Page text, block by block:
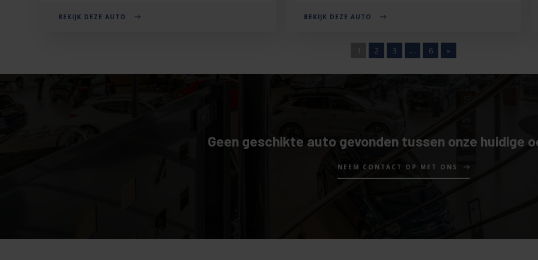
BEKIJK DEZE AUTO BEKIJK DEZE AUTO
2 3 … 6 »
Geen geschikte auto gevonden tussen onze huidige
NEEM CONTACT OP MET ONS